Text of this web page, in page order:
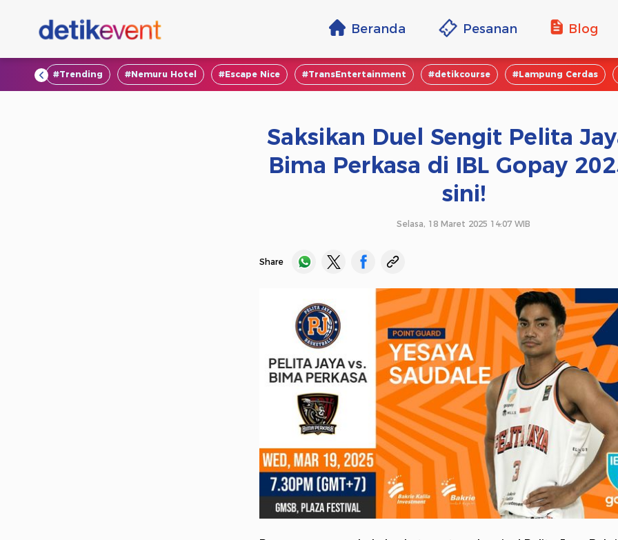
Beranda Pesanan Blog
#Trending #Nemuru Hotel #Escape Nice #TransEntertainment #detikcourse #Lampung Cerdas
Saksikan Duel Sengit Pelita
Bima Perkasa di IBL Gopay
sini!
Selasa, 18 Maret 2025 14:07 WIB
Share